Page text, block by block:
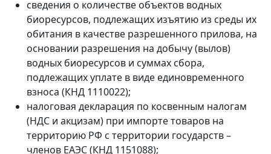
сведения о количестве объектов водных
биоресурсов, подлежащих изъятию из среды их
обитания в качестве разрешенного прилова, на
основании разрешения на добычу (вылов)
водных биоресурсов и суммах сбора,
подлежащих уплате в виде единовременного
взноса (КНД 1110022);
налоговая декларация по косвенным налогам
(НДС и акцизам) при импорте товаров на
территорию РФ с территории государств –
членов ЕАЭС (КНД 1151088);